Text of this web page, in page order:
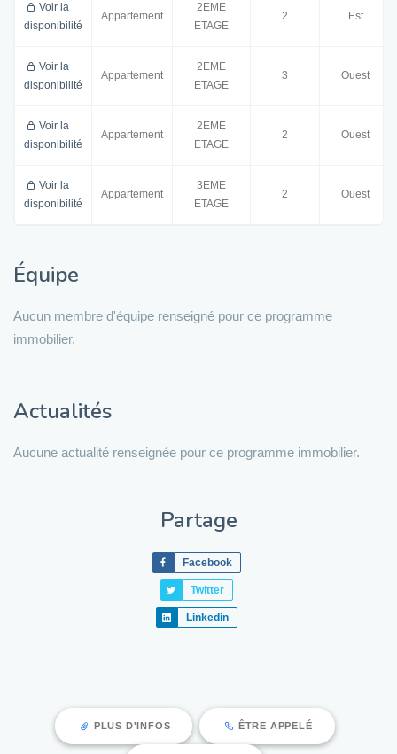
Voir la
disponibilité
Appartement
2EME
ETAGE
2 Est
Voir la
disponibilité
Appartement
2EME
ETAGE
3 Ouest
Voir la
disponibilité
Appartement
2EME
ETAGE
2 Ouest
Voir la
disponibilité
Appartement
3EME
ETAGE
2 Ouest
Équipe
Aucun membre d'équipe renseigné pour ce programme
immobilier.
Actualités
Aucune actualité renseignée pour ce programme immobilier.
Partage
Facebook
Twitter
Linkedin
PLUS D'INFOS ÊTRE APPELÉ